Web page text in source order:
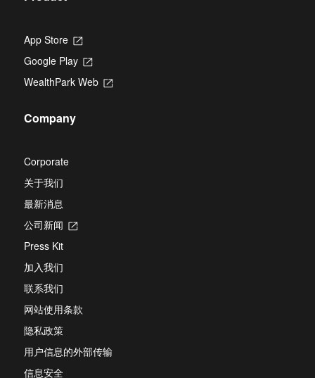
App Store
Opens
a
new
tab
Google Play
Opens
a
WealthPark Web
Opens
Company
Corporate
关于我们
最新消息
公司新闻
Opens
Press Kit
加入我们
联系我们
网站使用条款
隐私政策
用户信息的外部传输
信息安全